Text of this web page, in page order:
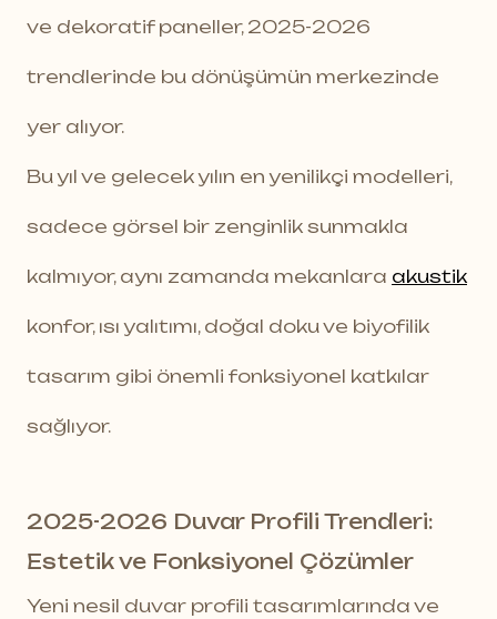
ve dekoratif paneller, 2025-2026
trendlerinde bu dönüşümün merkezinde
yer alıyor.
Bu yıl ve gelecek yılın en yenilikçi modelleri,
sadece görsel bir zenginlik sunmakla
kalmıyor, aynı zamanda mekanlara akustik
konfor, ısı yalıtımı, doğal doku ve biyofilik
tasarım gibi önemli fonksiyonel katkılar
sağlıyor.
2025-2026 Duvar Profili Trendleri:
Estetik ve Fonksiyonel Çözümler
Yeni nesil duvar profili tasarımlarında ve